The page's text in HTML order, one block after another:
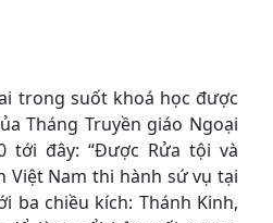
trong suốt khoá học được
Tháng Truyền giáo Ngoại
tới đây: “Được Rửa tội và
Việt Nam thi hành sứ vụ tại
ba chiều kích: Thánh Kinh,